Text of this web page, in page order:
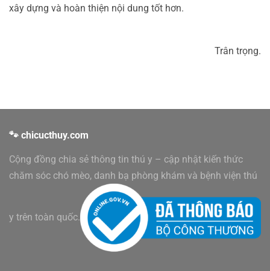
xây dựng và hoàn thiện nội dung tốt hơn.
Trân trọng.
🐾 chicucthuy.com
Cộng đồng chia sẻ thông tin thú y – cập nhật kiến thức
chăm sóc chó mèo, danh bạ phòng khám và bệnh viện thú
y trên toàn quốc.